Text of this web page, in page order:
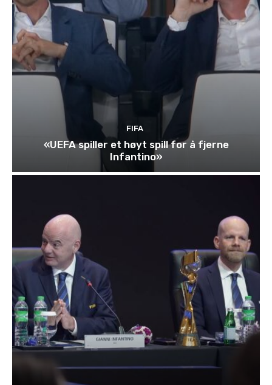
FIFA
«UEFA spiller et høyt spill for å fjerne
Infantino»